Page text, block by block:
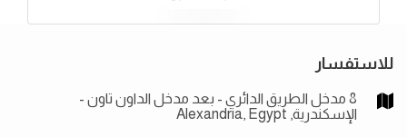
للاستفسار
8 مدخل الطريق الدائري - بعد مدخل الداون تاون -
الإسكندرية, Alexandria, Egypt